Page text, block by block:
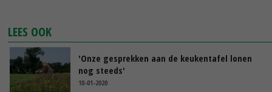
LEES OOK
'Onze gesprekken aan de keukentafel lonen
nog steeds'
10-01-2020